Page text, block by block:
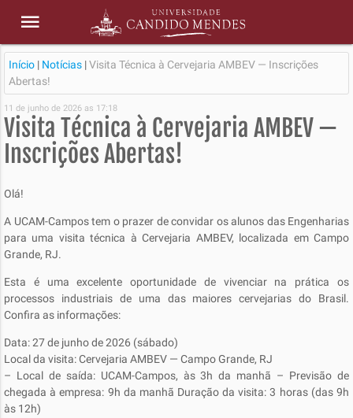
Início | Notícias |Visita Técnica à Cervejaria AMBEV — Inscrições
Abertas!
11 de junho de 2026 as 17:18
Visita Técnica à Cervejaria AMBEV —
Inscrições Abertas!
Olá!
A UCAM-Campos tem o prazer de convidar os alunos das Engenharias
para uma visita técnica à Cervejaria AMBEV, localizada em Campo
Grande, RJ.
Esta é uma excelente oportunidade de vivenciar na prática os
processos industriais de uma das maiores cervejarias do Brasil.
Confira as informações:
Data: 27 de junho de 2026 (sábado)
Local da visita: Cervejaria AMBEV — Campo Grande, RJ
– Local de saída: UCAM-Campos, às 3h da manhã – Previsão de
chegada à empresa: 9h da manhã Duração da visita: 3 horas (das 9h
às 12h)